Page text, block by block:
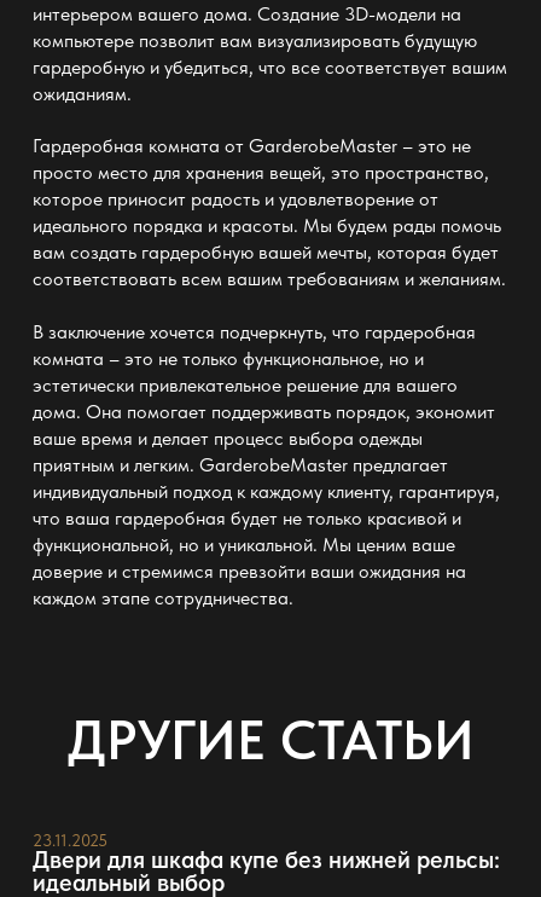
интерьером вашего дома. Создание 3D-модели на
компьютере позволит вам визуализировать будущую
гардеробную и убедиться, что все соответствует вашим
ожиданиям.
Гардеробная комната от GarderobeMaster– это не
просто место для хранения вещей, это пространство,
которое приносит радость и удовлетворение от
идеального порядка и красоты. Мы будем рады помочь
вам создать гардеробную вашей мечты, которая будет
соответствовать всем вашим требованиям и желаниям.
В заключение хочется подчеркнуть, что гардеробная
комната – это не только функциональное, но и
эстетически привлекательное решение для вашего
дома. Она помогает поддерживать порядок, экономит
ваше время и делает процесс выбора одежды
приятным и легким. GarderobeMasterпредлагает
индивидуальный подход к каждому клиенту, гарантируя,
что ваша гардеробная будет не только красивой и
функциональной, но и уникальной. Мы ценим ваше
доверие и стремимся превзойти ваши ожидания на
каждом этапе сотрудничества.
ДРУГИЕ СТАТЬИ
23.11.2025
Двери для шкафа купе без нижней рельсы:
идеальный выбор